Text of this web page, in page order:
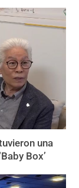
una
Box’